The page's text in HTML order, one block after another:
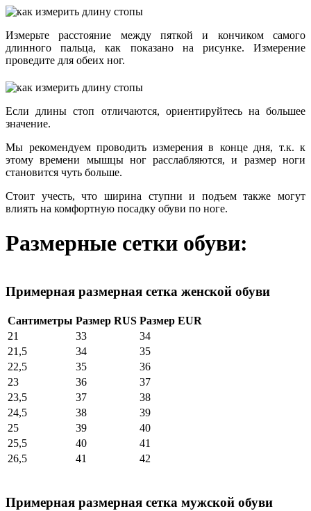
Измерьте расстояние между пяткой и кончиком самого
длинного пальца, как показано на рисунке. Измерение
проведите для обеих ног.
Если длины стоп отличаются, ориентируйтесь на большее
значение.
Мы рекомендуем проводить измерения в конце дня, т.к. к
этому времени мышцы ног расслабляются, и размер ноги
становится чуть больше.
Стоит учесть, что ширина ступни и подъем также могут
влиять на комфортную посадку обуви по ноге.
Размерные сетки обуви:
Примерная размерная сетка женской обуви
Сантиметры Размер RUS Размер EUR
21
33
34
21,5
34
35
22,5
35
36
23
36
37
23,5
37
38
24,5
38
39
25
39
40
25,5
40
41
26,5
41 42
Примерная размерная сетка мужской обуви